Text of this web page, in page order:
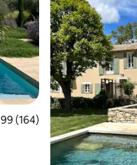
230
vērtējums: 4,99 no 5,
(164)